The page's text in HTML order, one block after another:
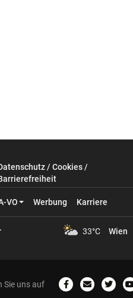
/ Cookies /
VO Werbung Karriere
33°C Wien
Sie uns auf
Zum EmailZum